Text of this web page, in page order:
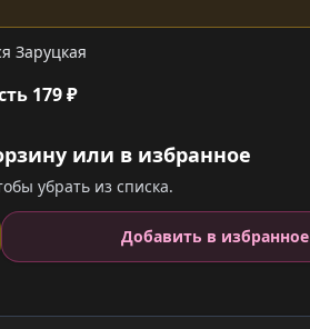
Заруцкая
179 ₽
или в избранное
убрать из списка.
Добавить в избранное